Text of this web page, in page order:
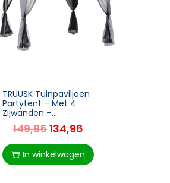
TRUUSK Tuinpaviljoen
Partytent – Met 4
Zijwanden –
Weerbestendig – Metaal
+ Polyester – Lichtgrijs –
2,94 x 2,94 x 2,65 m
149,95134,96
In winkelwagen